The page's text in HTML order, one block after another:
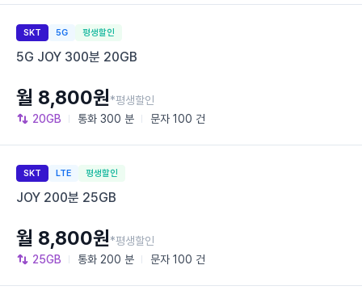
SKT 5G 평생할인
5G JOY 300분 20GB
20GB 통화 300 분 문자 100 건
월 8,800원*평생할인
SKT LTE 평생할인
JOY 200분 25GB
25GB 통화 200 분 문자 100 건
월 8,800원*평생할인